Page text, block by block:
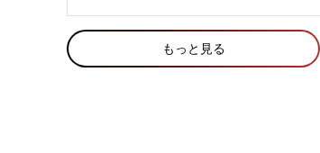
もっと見る